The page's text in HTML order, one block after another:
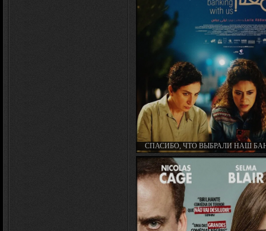
СПАСИБО, ЧТО ВЫБРАЛИ НАШ
THANK YOU FOR BANKING WITH